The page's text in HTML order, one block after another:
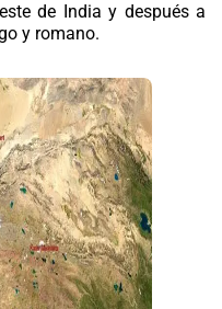
de India y después a
y romano.